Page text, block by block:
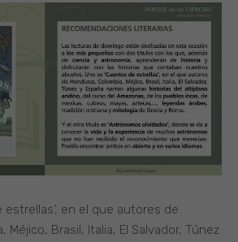
estrellas’, en el que autores de
Méjico, Brasil, Italia, El Salvador, Túnez